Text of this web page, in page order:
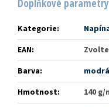
Doplňkové parametry
Kategorie:
EAN:
Barva:
modrá
Hmotnost:
140 g/